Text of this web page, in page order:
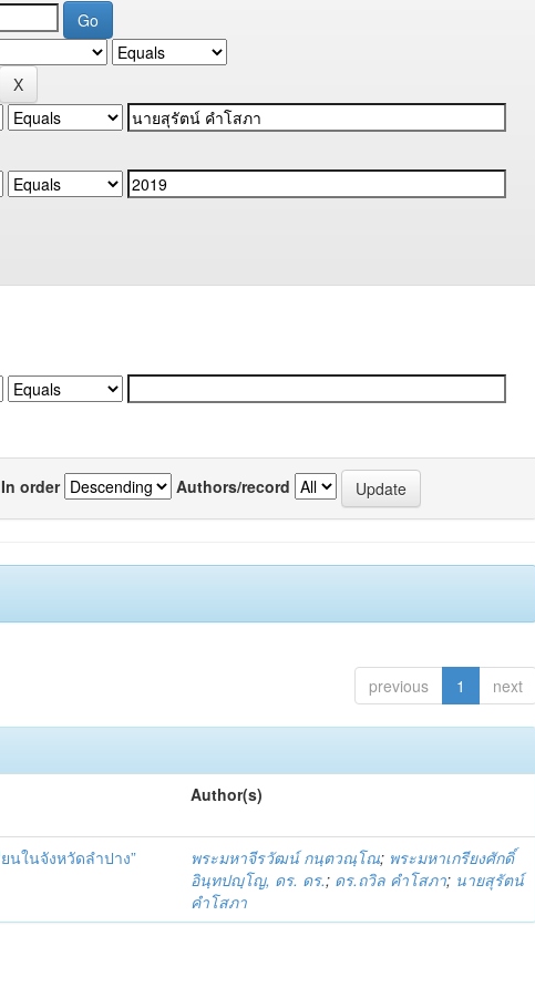
In order Authors/record
previous 1 next
Author(s)
นในจังหวัดลำปาง” พระมหาจีรวัฒน์ กนฺตวณฺโณ; พระมหาเกรียงศักดิ์
อินฺทปญฺโญ, ดร. ดร.; ดร.ถวิล คำโสภา; นายสุรัตน์
คำโสภา